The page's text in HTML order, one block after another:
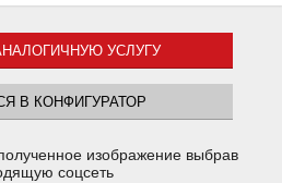
УСЛУГУ
В КОНФИГУРАТОР
изображение выбрав
соцсеть